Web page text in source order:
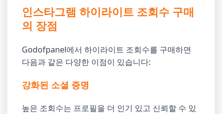
인스타그램 하이라이트 조회수 구매
의 장점
Godofpanel에서 하이라이트 조회수를 구매하면
다음과 같은 다양한 이점이 있습니다:
강화된 소셜 증명
높은 조회수는 프로필을 더 인기 있고 신뢰할 수 있